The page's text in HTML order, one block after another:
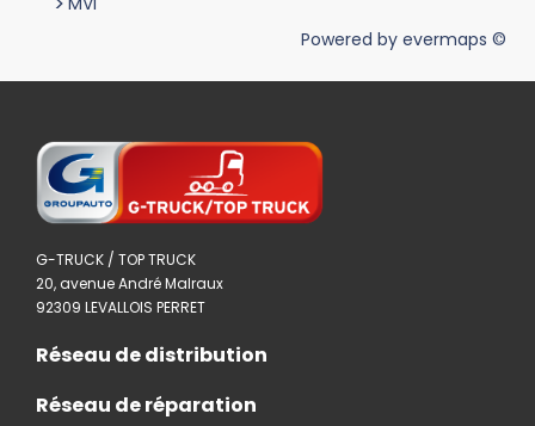
Powered by evermaps ©
G-TRUCK / TOP TRUCK
20, avenue André Malraux
92309 LEVALLOIS PERRET
Réseau de distribution
Réseau de réparation